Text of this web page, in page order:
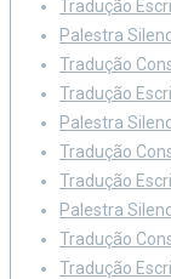
Tradução
Palestra
Tradução
Tradução
Palestra
Tradução
Tradução
Palestra
Tradução
Tradução